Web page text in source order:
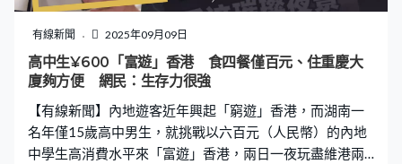
不足，但她從未抱怨，直到8月初，情況急轉直下。 酒樓
在8月初未與施女士商量下，突然安排她放年假。「無端
端，我8月1號仲返緊工，2號夜晚10點編個更表出嚟叫我
放年假，編咗連續六日，到8號先返工。」施女士起初以為
就休息啦。」怎料，8月6日下午
有線新聞 2025年09月09日
高中生¥600「富遊」香港 食四餐僅百元、住重慶大
廈夠方便 網民：生存力很強
【有線新聞】內地遊客近年興起「窮遊」香港，而湖南一
名年僅15歲高中男生，就挑戰以六百元（人民幣）的內地
中學生高消費水平來「富遊」香港，兩日一夜玩盡維港兩